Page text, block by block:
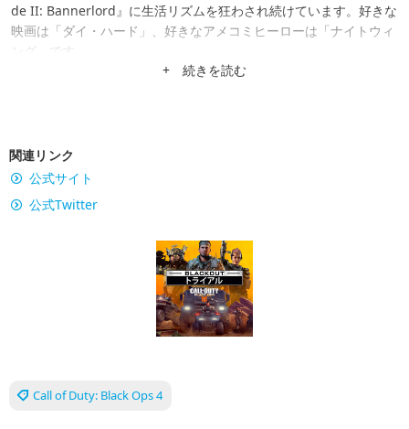
de II: Bannerlord』に生活リズムを狂わされ続けています。好きな
映画は「ダイ・ハード」、好きなアメコミヒーローは「ナイトウィ
ング」です。
+ 続きを読む
関連リンク
公式サイト
公式Twitter
Call of Duty: Black Ops 4